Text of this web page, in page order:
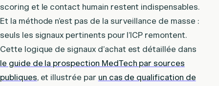
scoring et le contact humain restent indispensables.
Et la méthode n’est pas de la surveillance de masse :
seuls les signaux pertinents pour l’ICP remontent.
Cette logique de signaux d’achat est détaillée dans
le guide de la prospection MedTech par sources
publiques, et illustrée par un cas de qualification de